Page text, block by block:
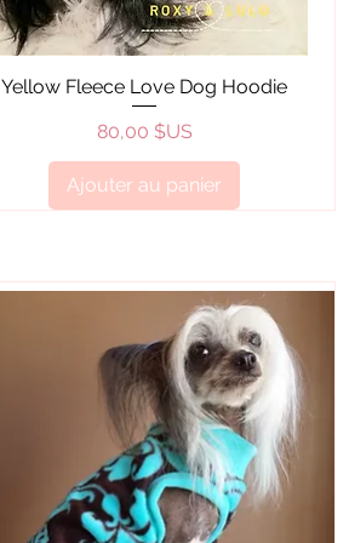
Aperçu rapide
Yellow Fleece Love Dog Hoodie
Prix
80,00 $US
Ajouter au panier